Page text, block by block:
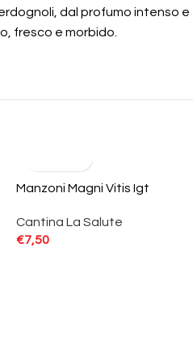
dal profumo intenso e
fresco e morbido.
Manzoni Magni Vitis Igt
Cantina La Salute
€7,50